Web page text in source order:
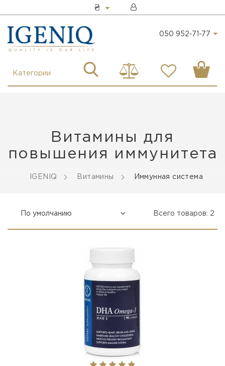
₴
050 952-71-77
Категории
Витамины для
повышения иммунитета
IGENIQ Витамины Иммунная система
Всего товаров: 2